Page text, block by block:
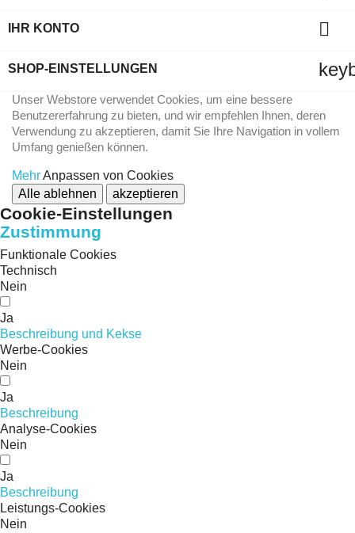
IHR KONTO 
SHOP-EINSTELLUNGEN
Unser Webstore verwendet Cookies, um eine bessere
Benutzererfahrung zu bieten, und wir empfehlen Ihnen, deren
Verwendung zu akzeptieren, damit Sie Ihre Navigation in vollem
Umfang genießen können.
MehrAnpassen von Cookies
Alle ablehnen
akzeptieren
Cookie-Einstellungen
Zustimmung
Funktionale Cookies
Technisch
Nein
Ja
Beschreibung und Kekse
Werbe-Cookies
Nein
Ja
Beschreibung
Analyse-Cookies
Nein
Ja
Beschreibung
Leistungs-Cookies
Nein